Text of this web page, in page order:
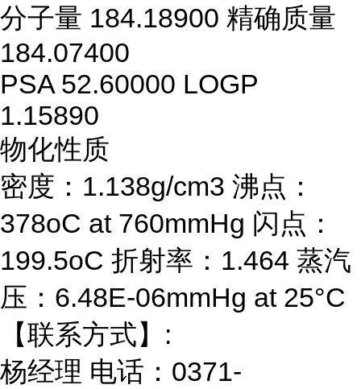
分子量 184.18900 精确质量
184.07400
PSA 52.60000 LOGP
1.15890
物化性质
密度：1.138g/cm3 沸点：
378oC at 760mmHg 闪点：
199.5oC 折射率：1.464 蒸汽
压：6.48E-06mmHg at 25°C
【联系方式】:
杨经理 电话：0371-